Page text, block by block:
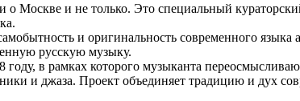
Москве и не только. Это специальный
и оригинальность современного
русскую музыку.
в рамках которого музыканта
и джаза. Проект объединяет традицию и дух